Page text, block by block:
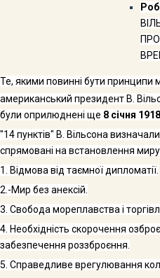
Те, якими повинні бути принципи
американський президент В.
були оприлюднені ще 8 січня
"14пунктів" В. Вільсона
спрямовані на встановлення миру
1. Відмова від таємної дипломатії.
2.-Мир без анексій.
3. Свобода мореплавства і
4. Необхідність скорочення
забезпечення роззброєння.
5. Справедливе врегулювання